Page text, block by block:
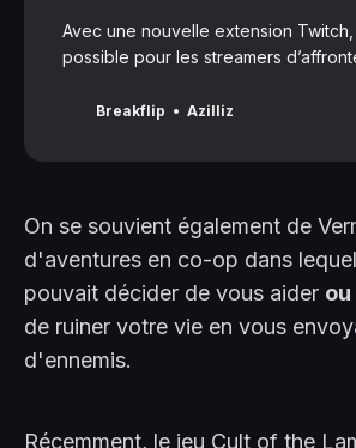
Avec une nouvelle extension
possible pour les streamers
Breakflip Azilliz
On se souvient également de
d'aventures en co-op dans
pouvait décider de vous aider
de ruiner votre vie en vous
d'ennemis.
Récemment, le jeu Cult of the